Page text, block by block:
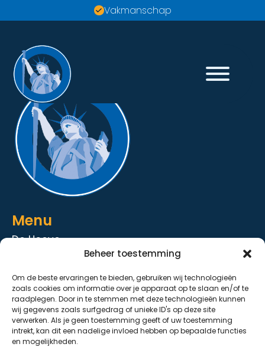
Beheer toestemming
Om de beste ervaringen te bieden, gebruiken wij technologieën
zoals cookies om informatie over je apparaat op te slaan en/of te
raadplegen. Door in te stemmen met deze technologieën kunnen
wij gegevens zoals surfgedrag of unieke ID's op deze site
verwerken. Als je geen toestemming geeft of uw toestemming
intrekt, kan dit een nadelige invloed hebben op bepaalde functies
en mogelijkheden.
Vakmanschap
Menu
De Hoeve
De Strandhoeve
De Grondhoeve
Over ons
Contact